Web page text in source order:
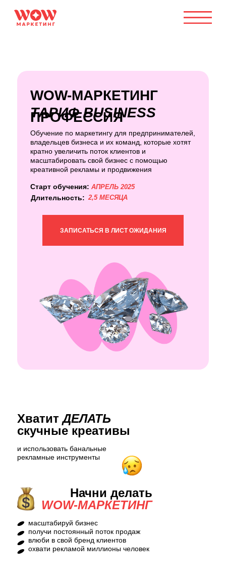
WOW-МАРКЕТИНГ
ПРОФЕССИЯ
ТАРИФ BUSINESS
Обучение по маркетингу для предпринимателей,
владельцев бизнеса и их команд, которые хотят
кратно увеличить поток клиентов и
масштабировать свой бизнес с помощью
креативной рекламы и продвижения
Старт обучения: АПРЕЛЬ 2025
Длительность: 2,5 МЕСЯЦА
ЗАПИСАТЬСЯ В ЛИСТ ОЖИДАНИЯ
ХватитДЕЛАТЬ
скучные креативы
и использовать банальные
рекламные инструменты
Начни делать
WOW-МАРКЕТИНГ
масштабируй бизнес
получи постоянный поток продаж
влюби в свой бренд клиентов
охвати рекламой миллионы человек